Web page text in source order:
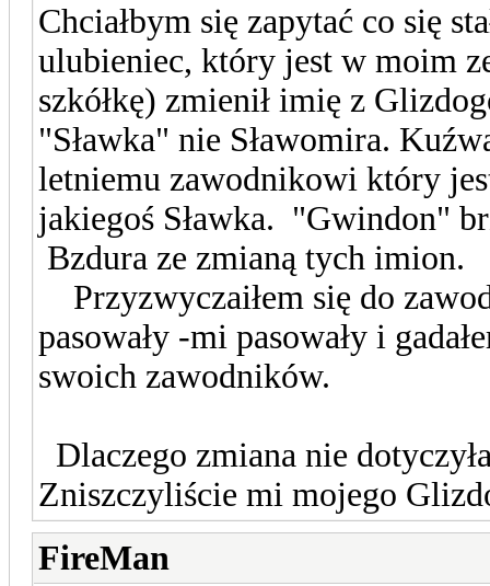
Chciałbym się zapytać co się
ulubieniec, który jest w moim
szkółkę) zmienił imię z
"Sławka" nie Sławomira.
letniemu zawodnikowi który
jakiegoś Sławka. "Gwindon"
Bzdura ze zmianą tych imion.
Przyzwyczaiłem się do
pasowały -mi pasowały i
swoich zawodników.
Dlaczego zmiana nie
Zniszczyliście mi mojego
FireMan